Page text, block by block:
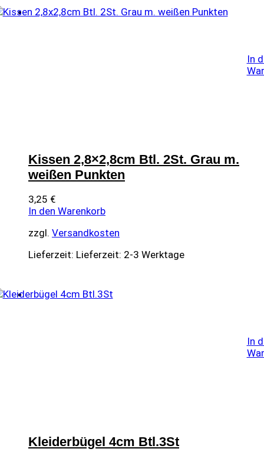
In
Kissen 2,8×2,8cm Btl. 2St. Grau m.
weißen Punkten
3,25 €
In den Warenkorb
zzgl. Versandkosten
Lieferzeit: Lieferzeit: 2-3 Werktage
In
Kleiderbügel 4cm Btl.3St